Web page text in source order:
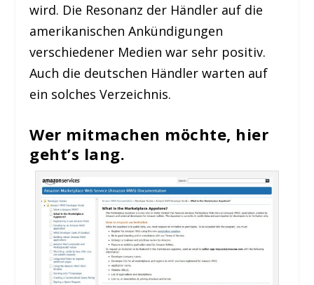
wird. Die Resonanz der Händler auf die
amerikanischen Ankündigungen
verschiedener Medien war sehr positiv.
Auch die deutschen Händler warten auf
ein solches Verzeichnis.
Wer mitmachen möchte, hier
geht’s lang.